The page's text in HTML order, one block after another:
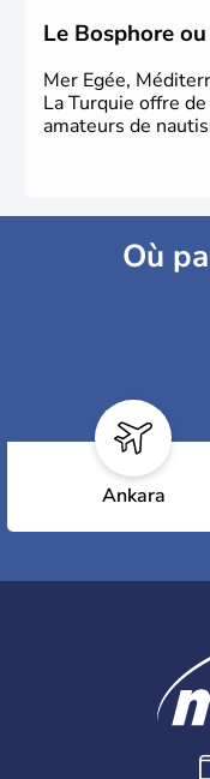
Le Bosphore
Mer Egée,
La Turquie offre
amateurs de
Où
Ankara